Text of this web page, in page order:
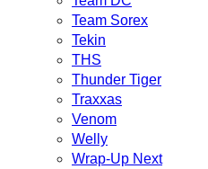
Team Sorex
Tekin
THS
Thunder Tiger
Traxxas
Venom
Welly
Wrap-Up Next